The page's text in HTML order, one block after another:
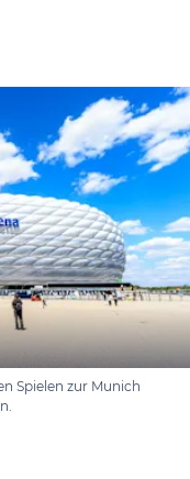
Spielen zur Munich